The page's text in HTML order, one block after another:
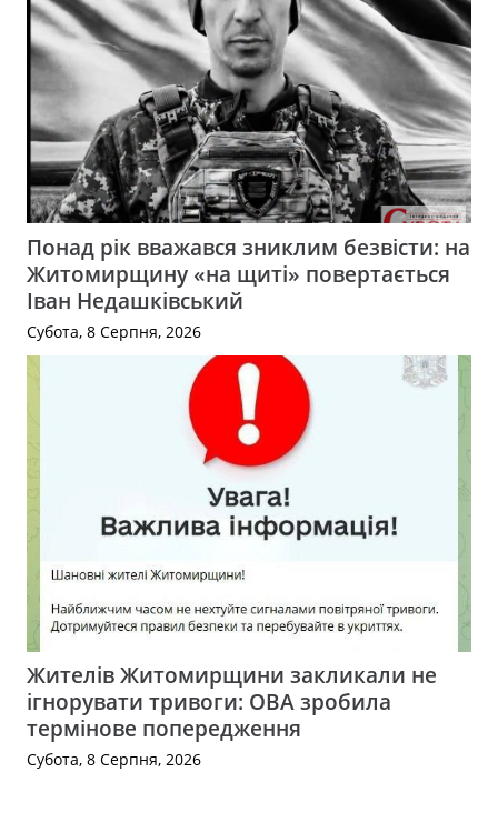
Понад рік вважався зниклим безвісти: на
Житомирщину «на щиті» повертається
Іван Недашківський
Субота, 8 Серпня, 2026
Жителів Житомирщини закликали не
ігнорувати тривоги: ОВА зробила
термінове попередження
Субота, 8 Серпня, 2026